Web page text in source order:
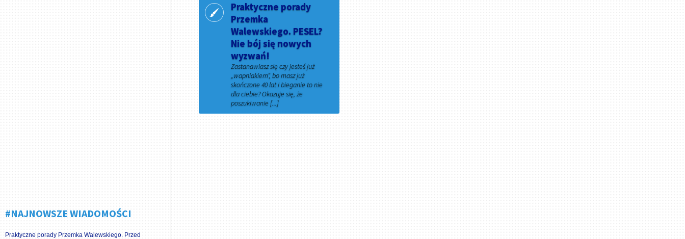
#NAJNOWSZE WIADOMOŚCI
Praktyczne porady Przemka Walewskiego. Przed
Praktyczne porady
Przemka
Walewskiego. PESEL?
Nie bój się nowych
wyzwań!
Zastanawiasz się czy jesteś już
„wapniakiem”, bo masz już
skończone 40 lat i bieganie to nie
dla ciebie? Okazuje się, że
poszukiwanie [...]